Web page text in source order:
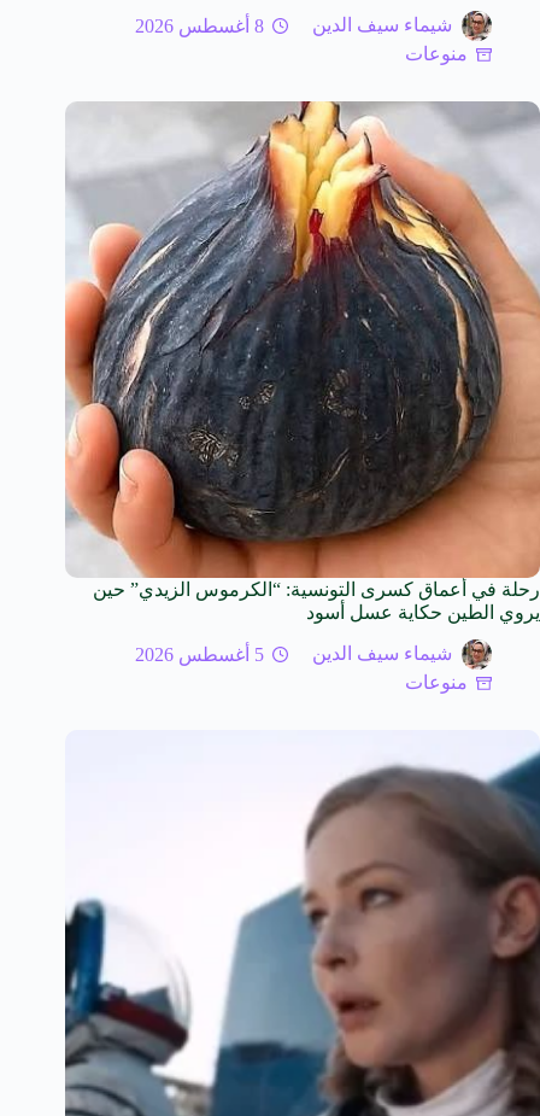
شيماء سيف الدين
8 أغسطس 2026
منوعات
رحلة في أعماق كسرى التونسية: “الكرموس الزيدي” حين
يروي الطين حكاية عسل أسود
شيماء سيف الدين
5 أغسطس 2026
منوعات